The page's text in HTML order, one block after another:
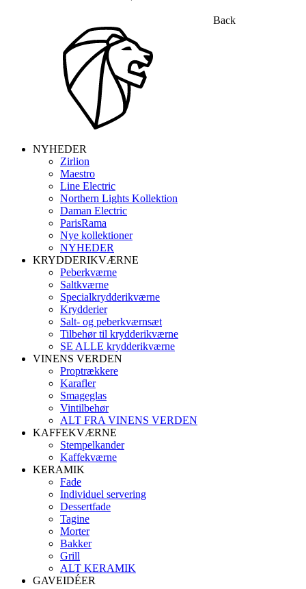
Back
NYHEDER
Zirlion
Maestro
Line Electric
Northern Lights Kollektion
Daman Electric
ParisRama
Nye kollektioner
NYHEDER
KRYDDERIKVÆRNE
Peberkværne
Saltkværne
Specialkrydderikværne
Krydderier
Salt- og peberkværnsæt
Tilbehør til krydderikværne
SE ALLE krydderikværne
VINENS VERDEN
Proptrækkere
Karafler
Smageglas
Vintilbehør
ALT FRA VINENS VERDEN
KAFFEKVÆRNE
Stempelkander
Kaffekværne
KERAMIK
Fade
Individuel servering
Dessertfade
Tagine
Morter
Bakker
Grill
ALT KERAMIK
GAVEIDÉER